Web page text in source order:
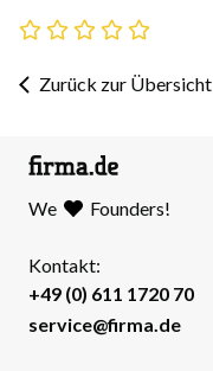
Zurück zur Übersicht
We Founders!
Kontakt:
+49 (0) 611 1720 70
service@firma.de